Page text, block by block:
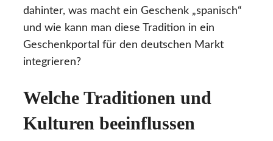
dahinter, was macht ein Geschenk „spanisch“
und wie kann man diese Tradition in ein
Geschenkportal für den deutschen Markt
integrieren?
Welche Traditionen und
Kulturen beeinflussen